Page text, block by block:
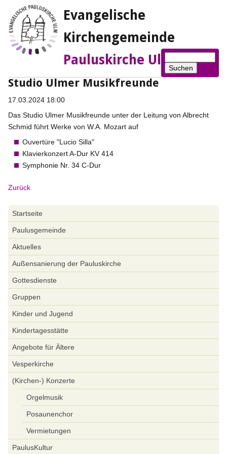
Evangelische
Kirchengemeinde
Pauluskirche Ulm
Suchen
Studio Ulmer Musikfreunde
17.03.2024 18:00
Das Studio Ulmer Musikfreunde unter der Leitung von Albrecht
Schmid führt Werke von W.A. Mozart auf
Ouvertüre "Lucio Silla"
Klavierkonzert A-Dur KV 414
Symphonie Nr. 34 C-Dur
Zurück
überspringen
Startseite
Paulusgemeinde
Aktuelles
Außensanierung der Pauluskirche
Gottesdienste
Gruppen
Kinder und Jugend
Kindertagesstätte
Angebote für Ältere
Vesperkirche
(Kirchen-) Konzerte
Orgelmusik
Posaunenchor
Vermietungen
PaulusKultur